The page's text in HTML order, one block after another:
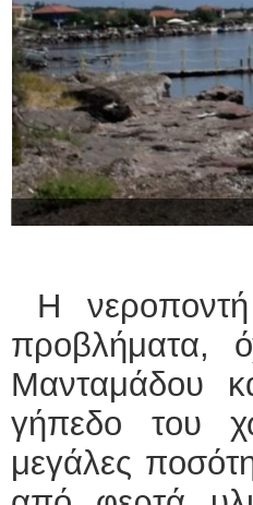
Η
προβλήματα,
Μανταμάδου
γήπεδο του
μεγάλες